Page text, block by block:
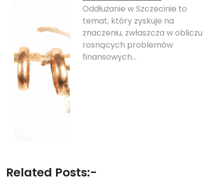
Oddłużanie w Szczecinie to
temat, który zyskuje na
znaczeniu, zwłaszcza w obliczu
rosnących problemów
finansowych…
Related Posts:-